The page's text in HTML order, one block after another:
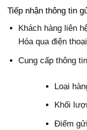
Tiếp nhận thông tin
Khách hàng liên
Hóa qua điện
Cung cấp thông
Loại
Khối
Điểm